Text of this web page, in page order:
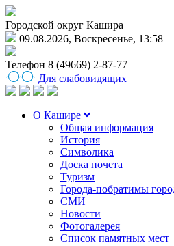
Городской округ Кашира
09.08.2026, Воскресенье, 13:58
Телефон 8 (49669) 2-87-77
Для слабовидящих
О Кашире
Общая информация
История
Символика
Доска почета
Туризм
Города-побратимы
СМИ
Новости
Фотогалерея
Список памятных мест